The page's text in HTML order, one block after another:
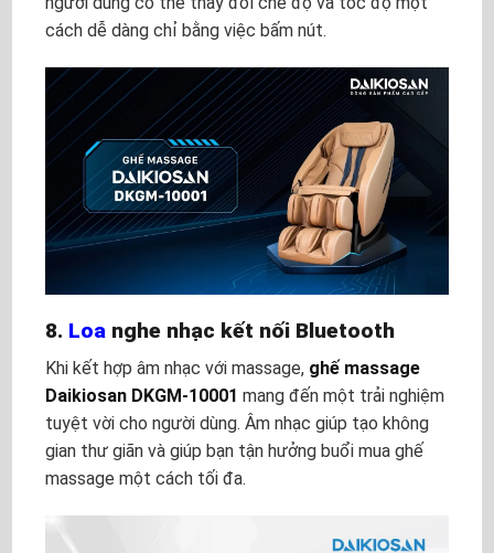
cách dễ dàng chỉ bằng việc bấm nút.
8. Loa nghe nhạc kết nối Bluetooth
Khi kết hợp âm nhạc với massage, ghế massage
Daikiosan DKGM-10001 mang đến một trải nghiệm
tuyệt vời cho người dùng. Âm nhạc giúp tạo không
gian thư giãn và giúp bạn tận hưởng buổi mua ghế
massage một cách tối đa.